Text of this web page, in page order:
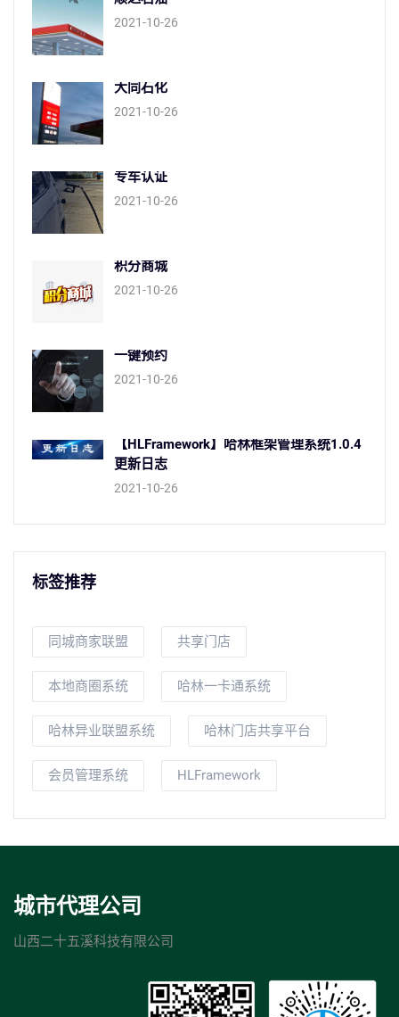
2021-10-26
大同石化
2021-10-26
专车认证
2021-10-26
积分商城
2021-10-26
一键预约
2021-10-26
【HLFramework】哈林框架管理系统1.0.4
更新日志
2021-10-26
标签推荐
同城商家联盟 共享门店
本地商圈系统 哈林一卡通系统
哈林异业联盟系统 哈林门店共享平台
会员管理系统 HLFramework
城市代理公司
山西二十五溪科技有限公司